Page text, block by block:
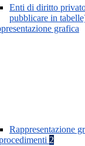
Enti di diritto
pubblicare in
grafica
Rappresentazione
2